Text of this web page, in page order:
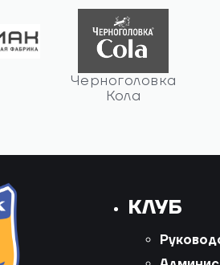
Черноголовка
Кола
КЛУБ